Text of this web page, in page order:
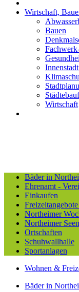
Wirtschaft,
Bauen
Wirtschaft
Bäder in
Ehrenamt -
Einkaufen
Northeimer
Northeimer
Ortschaften
Schuhwallhalle
Sportanlagen
Wohnen &
Bäder in